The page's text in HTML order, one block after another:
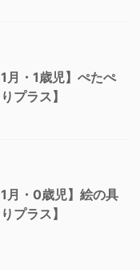
月・1歳児】ぺたぺ
プラス】
1月・0歳児】絵の具
プラス】